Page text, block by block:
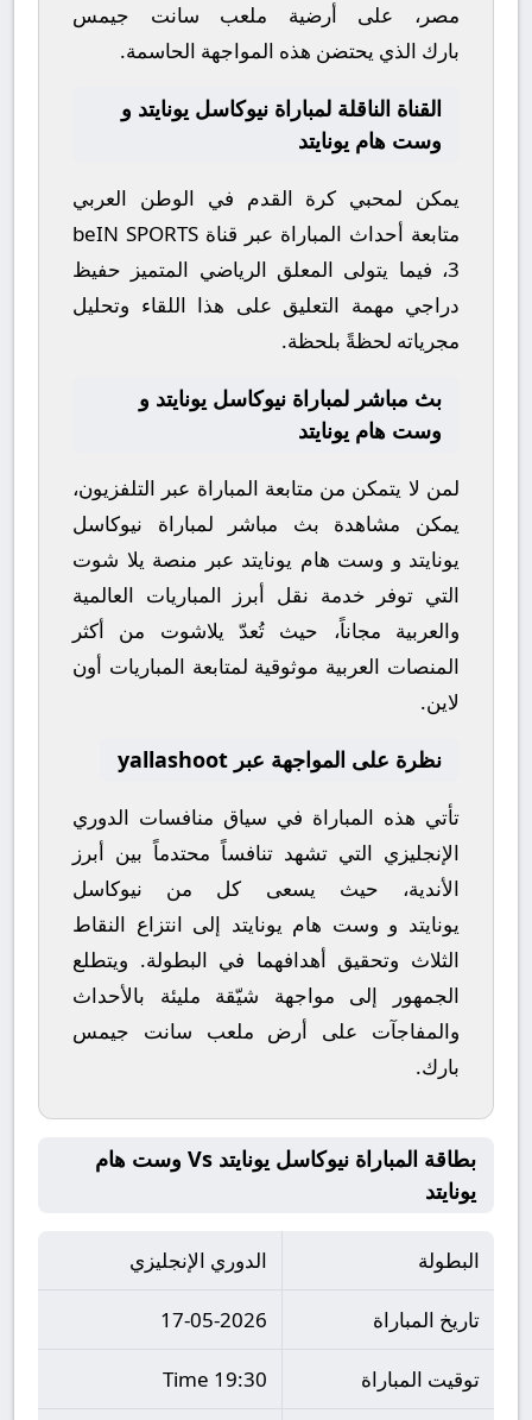
مصر، على أرضية ملعب سانت جيمس
بارك الذي يحتضن هذه المواجهة الحاسمة.
القناة الناقلة لمباراة نيوكاسل يونايتد و
وست هام يونايتد
يمكن لمحبي كرة القدم في الوطن العربي
متابعة أحداث المباراة عبر قناة beIN SPORTS
3، فيما يتولى المعلق الرياضي المتميز حفيظ
دراجي مهمة التعليق على هذا اللقاء وتحليل
مجرياته لحظةً بلحظة.
بث مباشر لمباراة نيوكاسل يونايتد و
وست هام يونايتد
لمن لا يتمكن من متابعة المباراة عبر التلفزيون،
يمكن مشاهدة بث مباشر لمباراة نيوكاسل
يونايتد و وست هام يونايتد عبر منصة يلا شوت
التي توفر خدمة نقل أبرز المباريات العالمية
والعربية مجاناً، حيث تُعدّ يلاشوت من أكثر
المنصات العربية موثوقية لمتابعة المباريات أون
لاين.
نظرة على المواجهة عبر yallashoot
تأتي هذه المباراة في سياق منافسات الدوري
الإنجليزي التي تشهد تنافساً محتدماً بين أبرز
الأندية، حيث يسعى كل من نيوكاسل
يونايتد و وست هام يونايتد إلى انتزاع النقاط
الثلاث وتحقيق أهدافهما في البطولة. ويتطلع
الجمهور إلى مواجهة شيّقة مليئة بالأحداث
والمفاجآت على أرض ملعب سانت جيمس
بارك.
بطاقة المباراة نيوكاسل يونايتد Vs وست هام
يونايتد
البطولة الدوري الإنجليزي
تاريخ المباراة 17-05-2026
توقيت المباراة 19:30 Time